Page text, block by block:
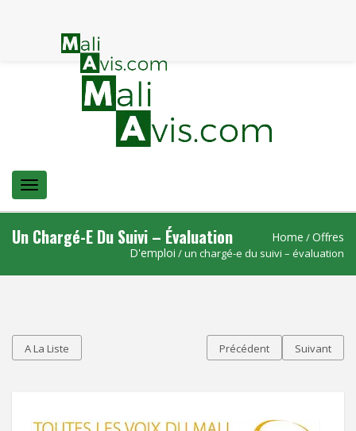
Menu
Un Chargé-E Du Suivi – Évaluation Home /Offres
D'emploi / un chargé-e du suivi – évaluation
A La Liste Précédent Suivant